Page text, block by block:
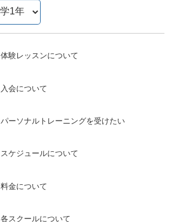
体験レッスンについて
入会について
パーソナルトレーニングを受けたい
スケジュールについて
料金について
各スクールについて